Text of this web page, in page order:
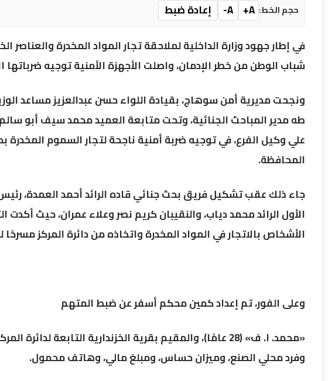
حجم الخط: A+
A-
إعادة ضبط
في إطار جهود وزارة الداخلية لملاحقة تجار المواد المخدرة والعناصر
شباب الوطن من خطر الإدمان، واصلت الأجهزة الأمنية توجيه ضرباتها
ونجحت مديرية أمن سوهاج، بقيادة اللواء حسن عبدالعزيز مساعد
طه مدير المباحث الجنائية، وتحت متابعة العميد محمد سيف أبو
علي وكيل الفرع، في توجيه ضربة أمنية ناجحة لتجار السموم
المحافظة.
جاء ذلك عقب تشكيل فريق بحث جنائي قاده الرائد أحمد العمدة،
الأول الرائد محمد دياب، والنقيبان كريم نصر وعلاء عمران، حيث أكدت
الأشخاص بالاتجار في المواد المخدرة واتخاذه من دائرة المركز
وعلى الفور، تم إعداد كمين محكم أسفر عن ضبط المتهم
«محمد. ا. ف» (28 عامًا)، والمقيم بقرية الخزندارية التابعة
وفرد محلي الصنع، وميزان حساس، ومبلغ مالي، وهاتف محمول.